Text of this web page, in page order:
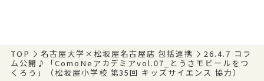
TOP 名古屋大学×松坂屋名古屋店 包括連携
26.4.7 コラ
ム公開♪「ComoNeアカデミアvol.07_とうさモビールをつ
くろう」（松坂屋小学校 第35回 キッズサイエンス 協力）